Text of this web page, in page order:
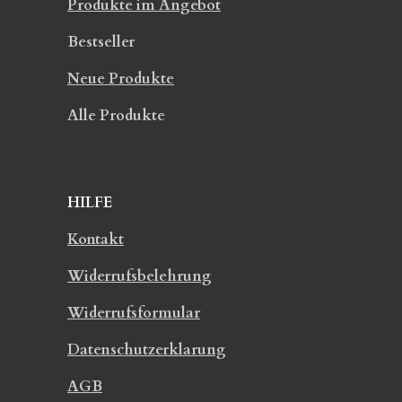
Produkte im Angebot
Bestseller
Neue Produkte
Alle Produkte
HILFE
Kontakt
Widerrufsbelehrung
Widerrufsformular
Datenschutzerklarung
AGB